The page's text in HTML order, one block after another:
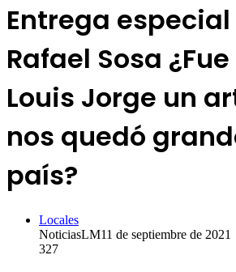
Entrega especial
Rafael Sosa
Louis Jorge un
nos quedó
país?
Locales
NoticiasLM11 de septiembre de 2021
327